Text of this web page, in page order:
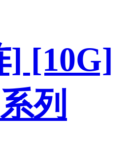
] [10G]
列